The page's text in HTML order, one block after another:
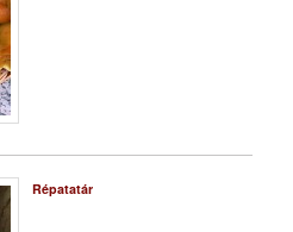
Répatatár